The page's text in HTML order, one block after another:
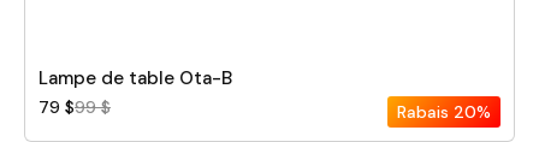
Lampe de table Ota-B
79 $99 $ Rabais 20%